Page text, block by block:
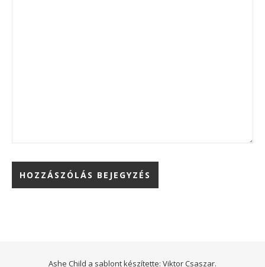
Ashe Child a sablont készítette: Viktor Csaszar.